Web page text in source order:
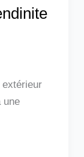
une